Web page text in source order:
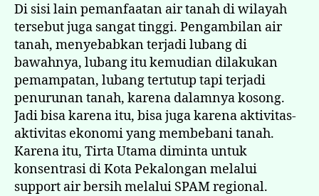
Di sisi lain pemanfaatan air tanah di wilayah
tersebut juga sangat tinggi. Pengambilan air
tanah, menyebabkan terjadi lubang di
bawahnya, lubang itu kemudian dilakukan
pemampatan, lubang tertutup tapi terjadi
penurunan tanah, karena dalamnya kosong.
Jadi bisa karena itu, bisa juga karena aktivitas-
aktivitas ekonomi yang membebani tanah.
Karena itu, Tirta Utama diminta untuk
konsentrasi di Kota Pekalongan melalui
support air bersih melalui SPAM regional.